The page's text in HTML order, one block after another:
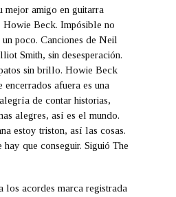
mejor amigo en guitarra
Howie Beck. Impósible no
poco. Canciones de Neil
Smith, sin desesperación.
sin brillo. Howie Beck
encerrados afuera es una
de contar historias,
alegres, así es el mundo.
estoy triston, así las cosas.
hay que conseguir. Siguió The
los acordes marca registrada